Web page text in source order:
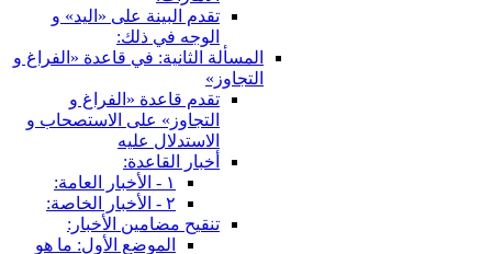
تقدم البينة على «اليد» و
الوجه في ذلك:
المسألة الثانية: في قاعدة «الفراغ و
التجاوز»
تقدم قاعدة «الفراغ و
التجاوز» على الاستصحاب و
الاستدلال عليه
أخبار القاعدة:
١ - الأخبار العامة:
٢ - الأخبار الخاصة:
تنقيح مضامين الأخبار:
الموضع الأول: ما هو